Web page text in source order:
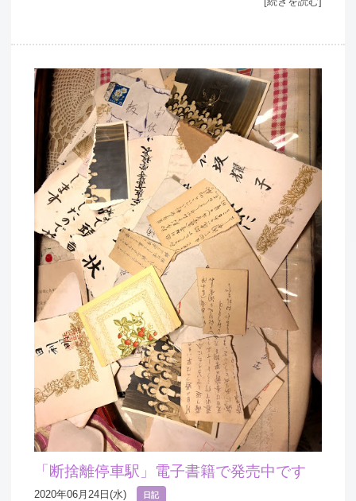
「断捨離停車駅」電子書籍で発売中です
2020年06月24日(水) 日記